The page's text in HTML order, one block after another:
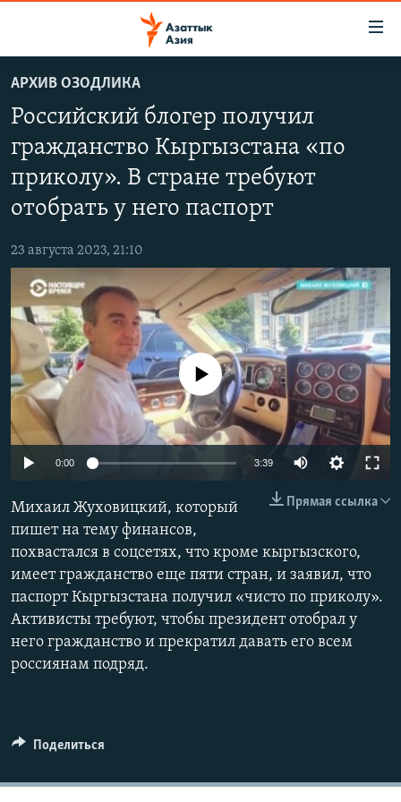
основному
содержанию
Вернутся
главной
Вернутся
поиску
ЦЕНТРАЛЬНАЯ АЗИЯ
КАЗАХСТАН
КЫРГЫЗСТАН
УЗБЕКИСТАН
ТАДЖИКИСТАН
НОВОСТИ
ВОЙНА В УКРАИНЕ
НА ДРУГИХ ЯЗЫКАХ
ҚАЗАҚША
КЫРГЫЗЧА
ЎЗБЕКЧА
ТОҶИКӢ
TÜRKMENÇE
Все сайты РСЕ/РС
АРХИВ ОЗОДЛИКА
Российский блогер получил
гражданство Кыргызстана «по
приколу». В стране требуют
отобрать у него паспорт
23 августа 2023, 21:10
360p
No media source currently available
0:00 3:39
480p
1080p
Прямая ссылка
Михаил Жуховицкий, который
пишет на тему финансов,
похвастался в соцсетях, что кроме кыргызского,
имеет гражданство еще пяти стран, и заявил, что
паспорт Кыргызстана получил «чисто по приколу».
Активисты требуют, чтобы президент отобрал у
него гражданство и прекратил давать его всем
россиянам подряд.
Поделиться